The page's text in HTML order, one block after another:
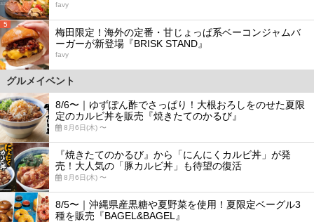
favy
5
梅田限定！海外の定番・甘じょっぱ系ベーコンジャムバ
ーガーが新登場『BRISK STAND』
favy
グルメイベント
8/6〜｜ゆずぽん酢でさっぱり！大根おろしをのせた夏限
定のカルビ丼を販売『焼きたてのかるび』
8月6日(木) 〜
『焼きたてのかるび』から「にんにくカルビ丼」が発
売！大人気の「豚カルビ丼」も待望の復活
8月6日(木) 〜
8/5〜｜沖縄県産黒糖や夏野菜を使用！夏限定ベーグル3
種を販売『BAGEL&BAGEL』